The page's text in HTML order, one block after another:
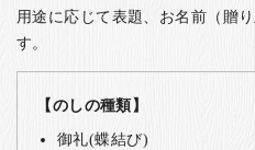
用途に応じて表題、お名前（贈
す。
【のしの種類】
御礼(蝶結び)